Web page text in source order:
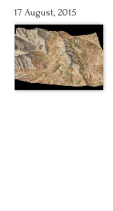
17 August, 2015